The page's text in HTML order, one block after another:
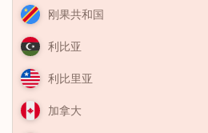
刚果共和国
利比亚
利比里亚
加拿大